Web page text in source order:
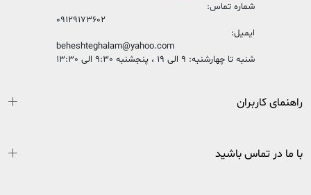
شماره تماس:
09129173602
ایمیل:
beheshteghalam@yahoo.com
شنبه تا چهارشنبه: 9 الی 19 ، پنجشنبه 9:30 الی 13:30
راهنمای کاربران
با ما در تماس باشید